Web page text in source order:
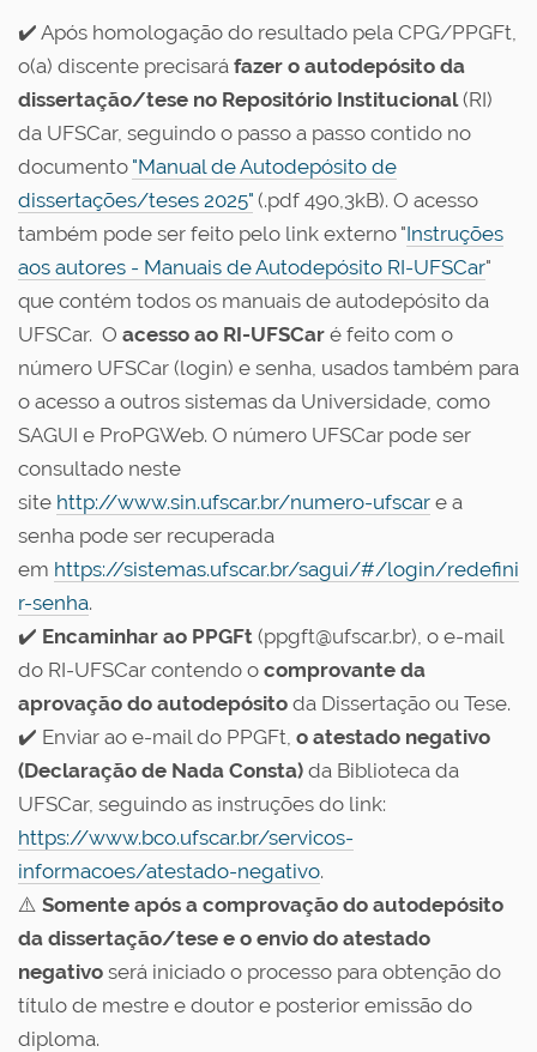
✔️ Após homologação do resultado pela CPG/PPGFt,
o(a) discente precisará fazer o autodepósito da
dissertação/tese no Repositório Institucional(RI)
da UFSCar, seguindo o passo a passo contido no
documento "Manual de Autodepósito de
dissertações/teses 2025" (.pdf 490,3kB). O acesso
também pode ser feito pelo link externo "Instruções
aos autores - Manuais de Autodepósito RI-UFSCar"
que contém todos os manuais de autodepósito da
UFSCar. O acesso ao RI-UFSCar é feito com o
número UFSCar (login) e senha, usados também para
o acesso a outros sistemas da Universidade, como
SAGUI e ProPGWeb. O número UFSCar pode ser
consultado neste
site http://www.sin.ufscar.br/numero-ufscar e a
senha pode ser recuperada
em https://sistemas.ufscar.br/sagui/#/login/redefini
r-senha.
✔️ Encaminhar ao PPGFt (ppgft@ufscar.br), o e-mail
do RI-UFSCar contendo o comprovante da
aprovação do autodepósito da Dissertação ou Tese.
✔️ Enviar ao e-mail do PPGFt, o atestado negativo
(Declaração de Nada Consta) da Biblioteca da
UFSCar, seguindo as instruções do link:
https://www.bco.ufscar.br/servicos-
informacoes/atestado-negativo.
⚠️ Somente após a comprovação do autodepósito
da dissertação/tese e o envio do atestado
negativo será iniciado o processo para obtenção do
título de mestre e doutor e posterior emissão do
diploma.